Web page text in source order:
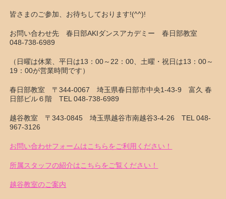
皆さまのご参加、お待ちしております!(^^)!
お問い合わせ先 春日部AKIダンスアカデミー 春日部教室
048-738-6989
（日曜は休業、平日は13：00～22：00、土曜・祝日は13：00～
19：00が営業時間です）
春日部教室 〒344-0067 埼玉県春日部市中央1-43-9 富久 春
日部ビル６階 TEL 048-738-6989
越谷教室 〒343-0845 埼玉県越谷市南越谷3-4-26 TEL 048-
967-3126
お問い合わせフォームはこちらをご利用ください！
所属スタッフの紹介はこちらをご覧ください！
越谷教室のご案内